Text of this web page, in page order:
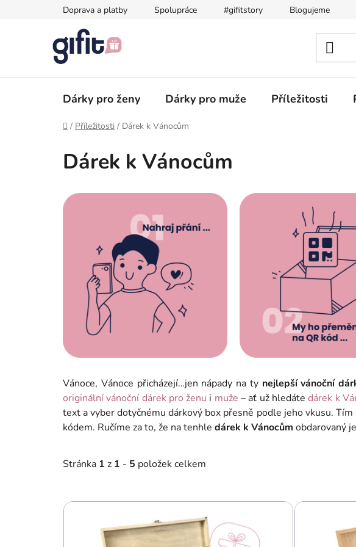
Doprava a platby Spolupráce #gifitstory Blogujeme
Dárky pro ženy Dárky pro muže Příležitosti
Domů
/ Příležitosti / Dárek k Vánocům
Dárek k Vánocům
Vánoce, Vánoce přicházejí…jen nápady na tynejlepší vánoční
originální vánoční dárek pro ženu i muže – ať už hledátedárek k
text a vyber dotyčnému dárkový box přesně podle jeho vkusu.
kódem. Ručíme za to, že na tenhle dárek k Vánocům obdarovaný
Stránka 1 z 1 - 5 položek celkem
V